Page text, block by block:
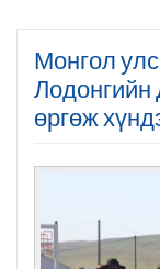
Монгол
өргөж